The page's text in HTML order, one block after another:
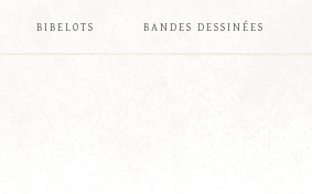
BIBELOTS BANDES DESSINÉES